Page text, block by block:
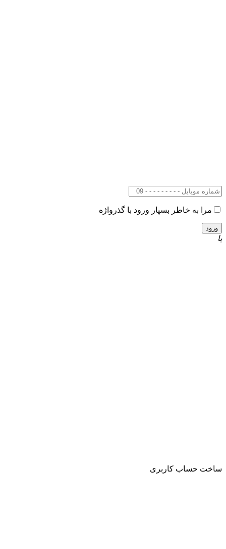
مرا به خاطر بسپار ورود با گذرواژه
یا
ساخت حساب کاربری